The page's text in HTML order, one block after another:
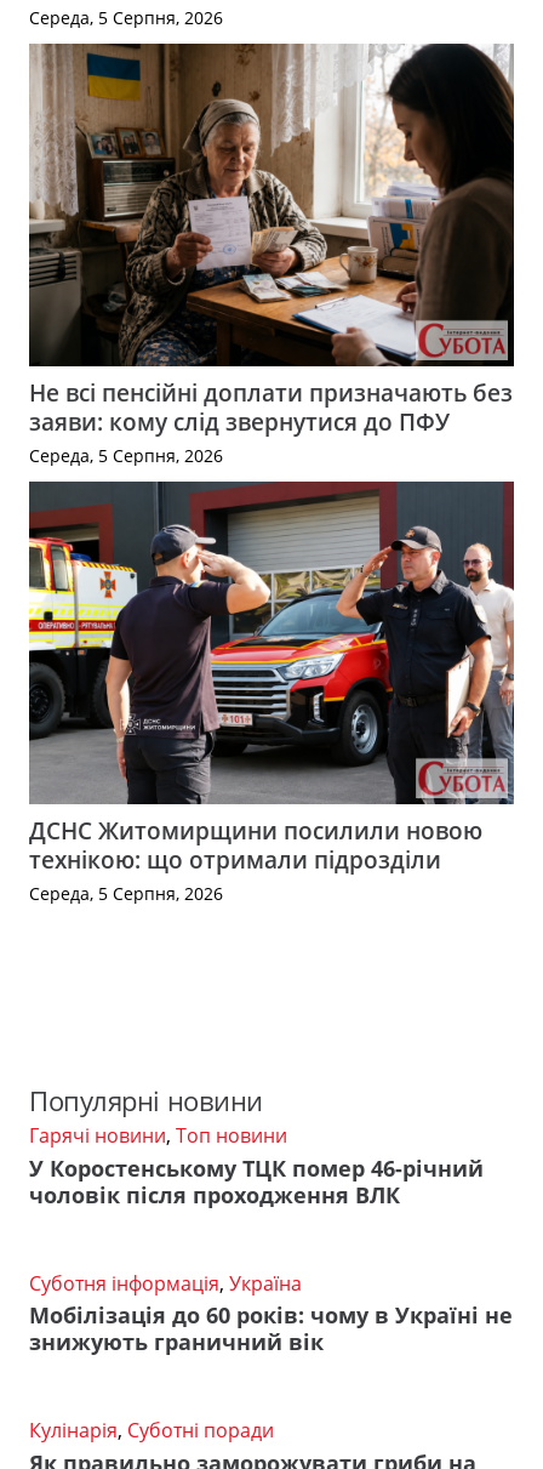
Середа, 5 Серпня, 2026
Не всі пенсійні доплати призначають без
заяви: кому слід звернутися до ПФУ
Середа, 5 Серпня, 2026
ДСНС Житомирщини посилили новою
технікою: що отримали підрозділи
Середа, 5 Серпня, 2026
Популярні новини
Гарячі новини, Топ новини
У Коростенському ТЦК помер 46-річний
чоловік після проходження ВЛК
Суботня інформація, Україна
Мобілізація до 60 років: чому в Україні не
знижують граничний вік
Кулінарія, Суботні поради
Як правильно заморожувати гриби на